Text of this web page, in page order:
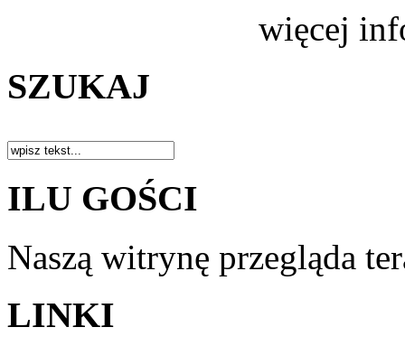
więcej
SZUKAJ
ILU GOŚCI
Naszą witrynę przegląda
LINKI